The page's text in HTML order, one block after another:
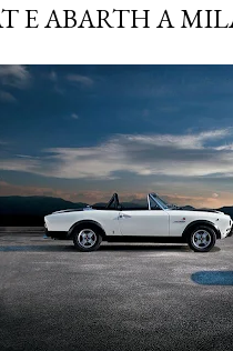
E ABARTH A